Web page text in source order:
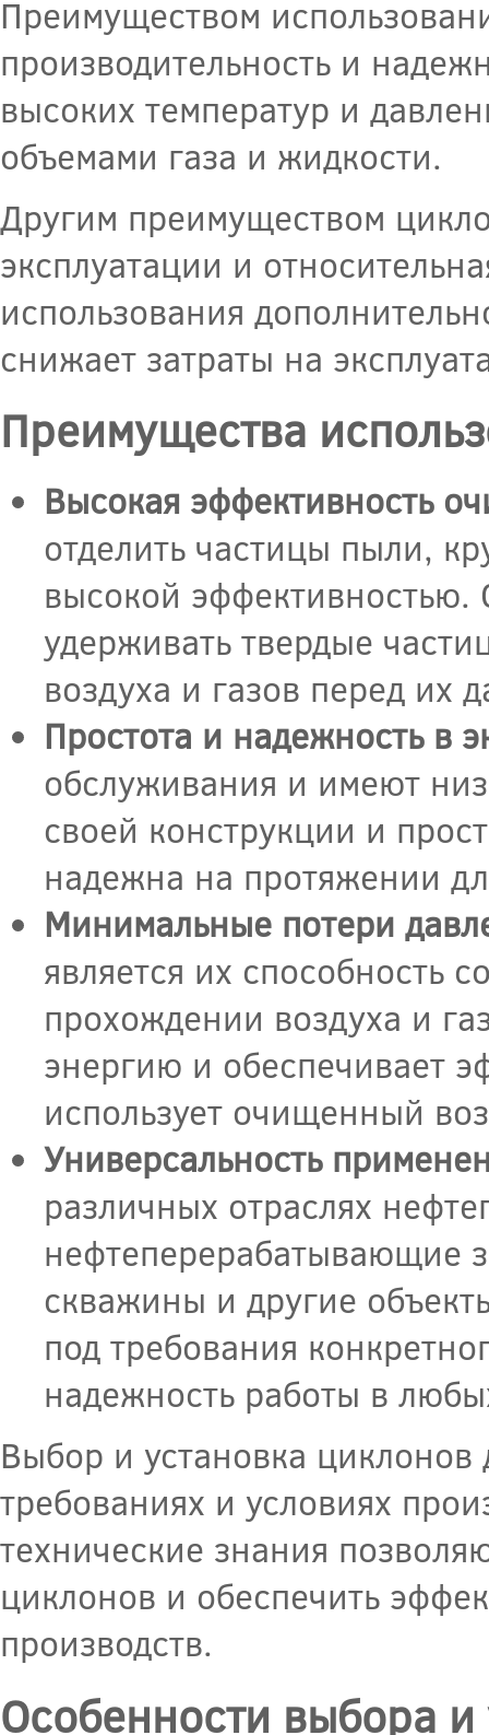
Преимуществом
производительность и
высоких температур и
объемами газа и жидкости.
Другим преимуществом
эксплуатации и
использования
снижает затраты на
Преимущества
Высокая эффективность
отделить частицы пыли,
высокой
удерживать твердые
воздуха и газов перед их
Простота и надежность в
обслуживания и имеют
своей конструкции и
надежна на протяжении
Минимальные потери
является их способность
прохождении воздуха и
энергию и обеспечивает
использует очищенный
Универсальность
различных отраслях
нефтеперерабатывающие
скважины и другие
под требования
надежность работы в
Выбор и установка
требованиях и условиях
технические знания
циклонов и обеспечить
производств.
Особенности выбора